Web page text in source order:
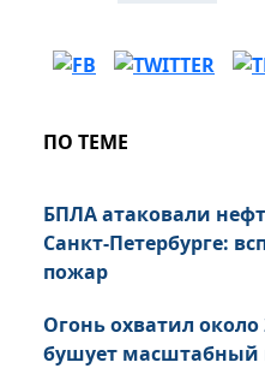
ПО ТЕМЕ
БПЛА атаковали
Санкт-Петербурге:
пожар
Огонь охватил
бушует масштабный